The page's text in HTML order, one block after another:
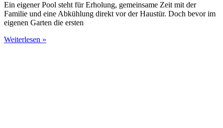
Ein eigener Pool steht für Erholung, gemeinsame Zeit mit der
Familie und eine Abkühlung direkt vor der Haustür. Doch bevor im
eigenen Garten die ersten
Weiterlesen »